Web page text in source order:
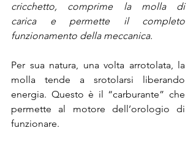
cricchetto, comprime la molla di
carica e permette il completo
funzionamento della meccanica.
Per sua natura, una volta arrotolata, la
molla tende a srotolarsi liberando
energia. Questo è il “carburante” che
permette al motore dell’orologio di
funzionare.